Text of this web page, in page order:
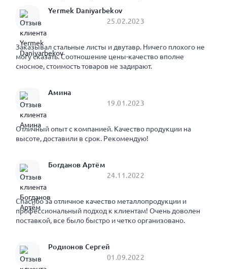
Yermek Daniyarbekov
25.02.2023
Заказывал стальные листы и двутавр. Ничего плохого не
могу сказать. Соотношение цены-качество вполне
сносное, стоимость товаров не задирают.
Амина
19.01.2023
Отличный опыт с компанией. Качество продукции на
высоте, доставили в срок. Рекомендую!
Богданов Артём
24.11.2022
Спасибо за отличное качество металлопродукции и
профессиональный подход к клиентам! Очень доволен
поставкой, все было быстро и четко организовано.
Родионов Сергей
01.09.2022